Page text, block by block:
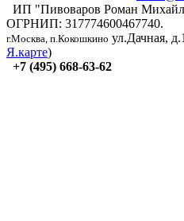
ИП "Пивоваров Роман
ОГРНИП: 317774600467740.
г.Москва, п.Кокошкино ул.Дачная,
Я.карте)
+7 (495) 668-63-62